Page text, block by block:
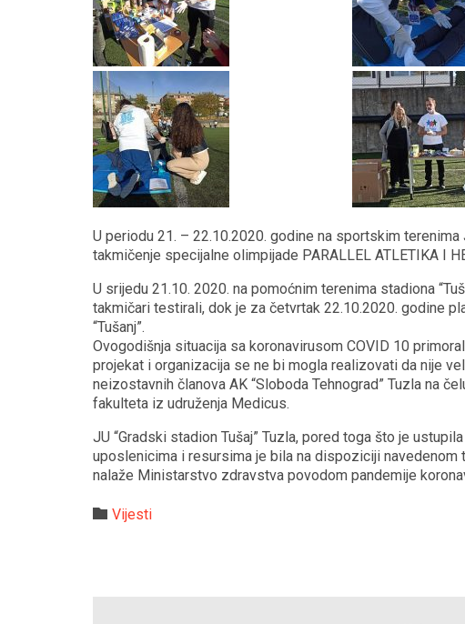
U periodu 21. – 22.10.2020. godine na sportskim
takmičenje specijalne olimpijade PARALLEL ATLETIKA I
U srijedu 21.10. 2020. na pomoćnim terenima stadiona
takmičari testirali, dok je za četvrtak 22.10.2020. godine
“Tušanj”.
Ovogodišnja situacija sa koronavirusom COVID 10
projekat i organizacija se ne bi mogla realizovati da nije
neizostavnih članova AK “Sloboda Tehnograd” Tuzla na
fakulteta iz udruženja Medicus.
JU “Gradski stadion Tušaj” Tuzla, pored toga što je
uposlenicima i resursima je bila na dispoziciji
nalaže Ministarstvo zdravstva povodom pandemije
 Category
Vijesti